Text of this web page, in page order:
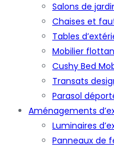
Salons de
Chaises et
Tables
Mobilier
Cushy Bed
Transats
Parasol
Aménagements
Luminaires
Panneaux de